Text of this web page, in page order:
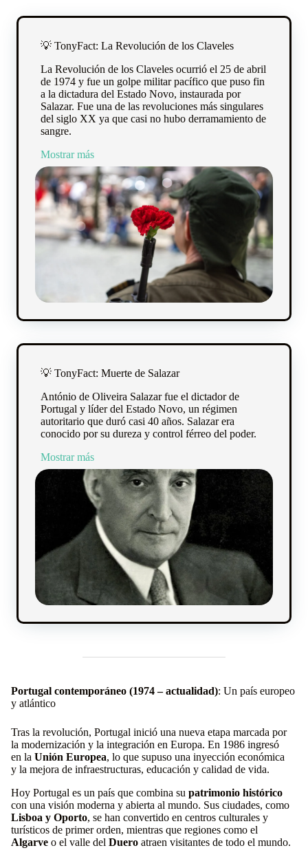
💡 TonyFact: La Revolución de los Claveles
La Revolución de los Claveles ocurrió el 25 de abril
de 1974 y fue un golpe militar pacífico que puso fin
a la dictadura del Estado Novo, instaurada por
Salazar. Fue una de las revoluciones más singulares
del siglo XX ya que casi no hubo derramamiento de
sangre.
Mostrar más
💡 TonyFact: Muerte de Salazar
António de Oliveira Salazar fue el dictador de
Portugal y líder del Estado Novo, un régimen
autoritario que duró casi 40 años. Salazar era
conocido por su dureza y control férreo del poder.
Mostrar más
Portugal contemporáneo (1974 – actualidad): Un país europeo
y atlántico
Tras la revolución, Portugal inició una nueva etapa marcada por
la modernización y la integración en Europa. En 1986 ingresó
en la Unión Europea, lo que supuso una inyección económica
y la mejora de infraestructuras, educación y calidad de vida.
Hoy Portugal es un país que combina su patrimonio histórico
con una visión moderna y abierta al mundo. Sus ciudades, como
Lisboa y Oporto, se han convertido en centros culturales y
turísticos de primer orden, mientras que regiones como el
Algarve o el valle del Duero atraen visitantes de todo el mundo.